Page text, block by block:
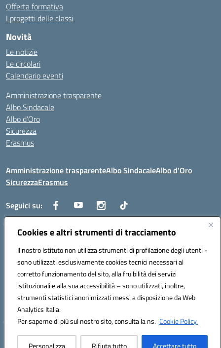
Cookies e altri strumenti di tracciamento
Il nostro Istituto non utilizza strumenti di profilazione degli utenti -
sono utilizzati esclusivamente cookies tecnici necessari al
corretto funzionamento del sito, alla fruibilità dei servizi
istituzionali e alla sua accessibilità – sono utilizzati, inoltre,
strumenti statistici anonimizzati messi a disposizione da Web
Analytics Italia.
Per saperne di più sul nostro sito, consulta la ns. Cookie Policy.
Personalizza Rifiuta tutto Accettare tutto
Offerta formativa
I progetti delle classi
Novità
Le notizie
Le circolari
Calendario eventi
Amministrazione trasparente
Albo Sindacale
Albo d’Oro
Sicurezza
Erasmus
Amministrazione trasparenteAlbo SindacaleAlbo d’Oro
SicurezzaErasmus
Seguici su:
Centralino:0885.426034 Email:FGTD02000P@istruzione.it
Posta elettronica certificata (PEC):fgtd02000p@pec.istruzione.it
Codice fiscale: 81002930717
Codice meccanografico:FGTD02000P
Codice unico di fatturazione (CUF): UFUN7Y
Hosting & Powered by 3D Solution S.r.l.